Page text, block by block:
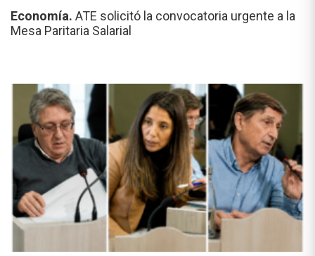
Economía. ATE solicitó la convocatoria urgente a la
Mesa Paritaria Salarial